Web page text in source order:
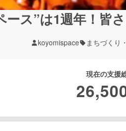
ス”は1週年！皆
koyomispace まちづくり
現在の支援